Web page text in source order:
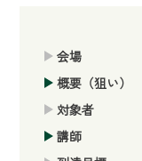
会場
概要（狙い）
対象者
講師